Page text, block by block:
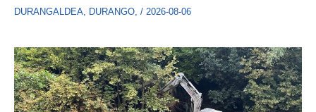
DURANGALDEA DURANGO / 2026-08-06